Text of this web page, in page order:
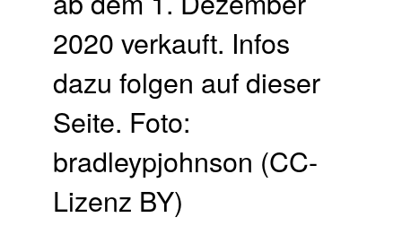
2020 verkauft. Infos
dazu folgen auf dieser
Seite. Foto:
bradleypjohnson (CC-
Lizenz BY)